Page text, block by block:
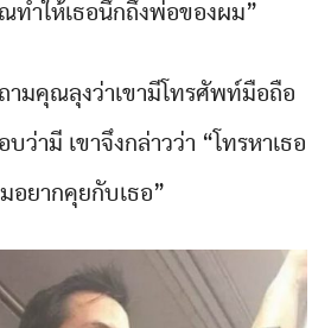
ทำให้เธอนึกถึงพ่อของผม”
ามคุณลุงว่าเขามีโทรศัพท์มือถือ
ว่ามี เขาจึงกล่าวว่า “โทรหาเธอ
อยากคุยกับเธอ”